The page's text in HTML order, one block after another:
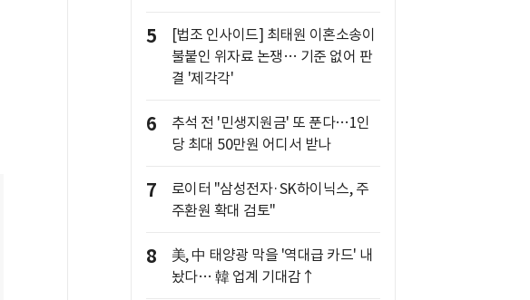
5
[법조 인사이드] 최태원 이혼소송이
불붙인 위자료 논쟁… 기준 없어 판
결 '제각각'
6
추석 전 '민생지원금' 또 푼다…1인
당 최대 50만원 어디서 받나
7
로이터 "삼성전자·SK하이닉스, 주
주환원 확대 검토"
8
美, 中 태양광 막을 '역대급 카드' 내
놨다… 韓 업계 기대감↑